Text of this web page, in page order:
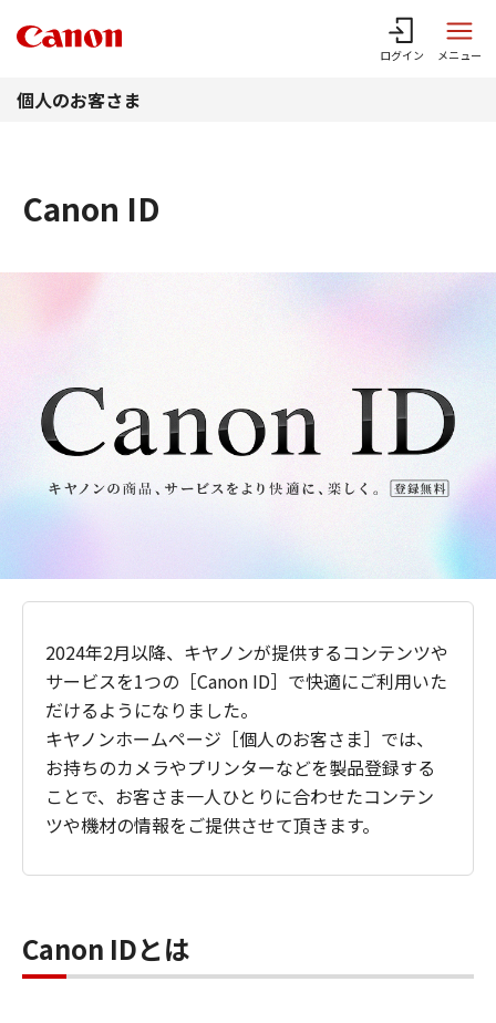
ログイン メニュー
個人のお客さま
Canon ID
2024年2月以降、キヤノンが提供するコンテンツや
サービスを1つの［Canon ID］で快適にご利用いた
だけるようになりました。
キヤノンホームページ［個人のお客さま］では、
お持ちのカメラやプリンターなどを製品登録する
ことで、お客さま一人ひとりに合わせたコンテン
ツや機材の情報をご提供させて頂きます。
Canon IDとは